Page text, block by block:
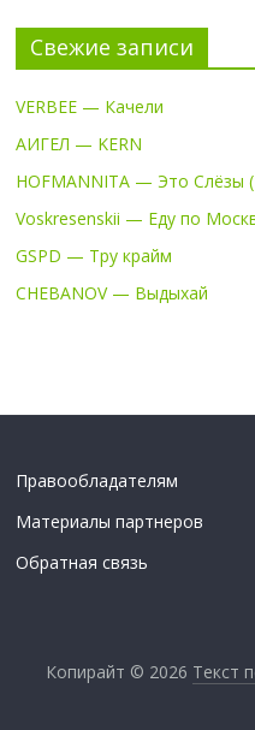
Свежие записи
VERBEE — Качели
АИГЕЛ — KERN
HOFMANNITA — Это Слёзы
Voskresenskii — Еду по
GSPD — Тру крайм
CHEBANOV — Выдыхай
Правообладателям
Материалы партнеров
Обратная связь
Копирайт © 2026 Текст